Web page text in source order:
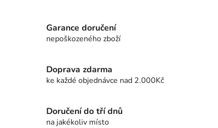
í
p
v
k
y
ý
p
í
Garance doručení
nepoškozeného zboží
Doprava zdarma
ke každé objednávce nad 2.000Kč
Doručení do tří dnů
na jakékoliv místo